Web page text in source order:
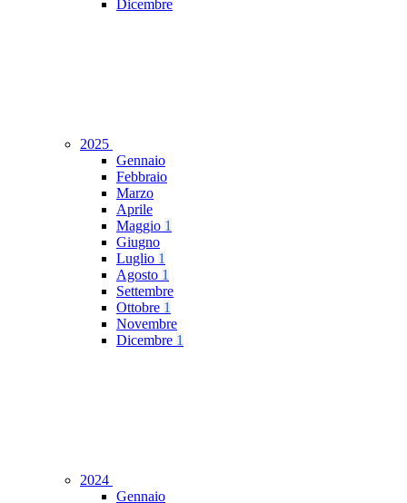
Dicembre
2025
Gennaio
Febbraio
Marzo
Aprile
Maggio 1
Giugno
Luglio 1
Agosto 1
Settembre
Ottobre 1
Novembre
Dicembre 1
2024
Gennaio